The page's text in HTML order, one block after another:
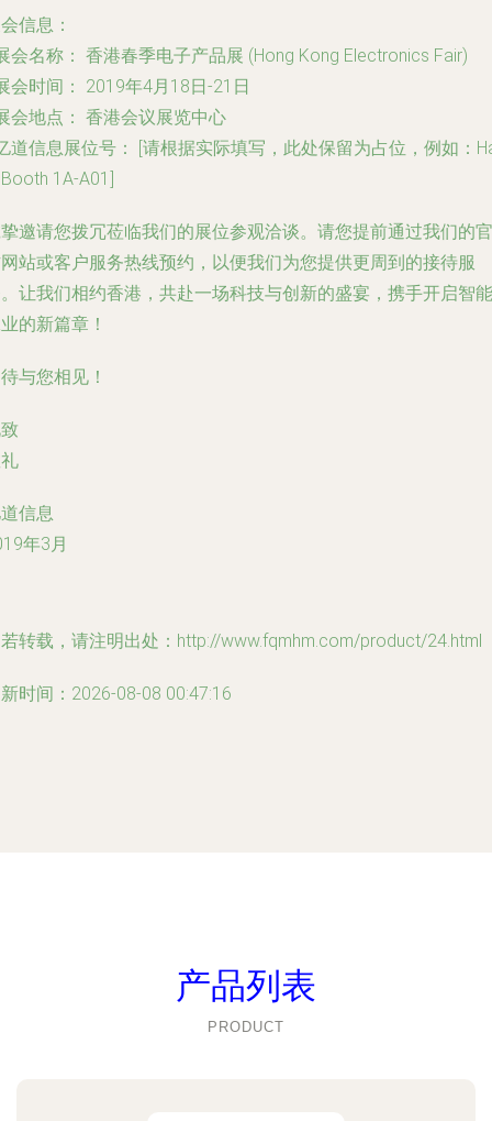
信息：
会名称： 香港春季电子产品展 (Hong Kong Electronics Fair)
会时间：
2019年4月18日-21日
会地点： 香港会议展览中心
道信息展位号：
[请根据实际填写，此处保留为占位，例如：
1A-A01]
邀请您拨冗莅临我们的展位参观洽谈。请您提前通过我们的官
站或客户服务热线预约，以便我们为您提供更周到的接待服
让我们相约香港，共赴一场科技与创新的盛宴，携手开启智能
的新篇章！
与您相见！
信息
年3月
转载，请注明出处：http://www.fqmhm.com/product/24.html
时间：2026-08-08 00:47:16
产品列表
PRODUCT